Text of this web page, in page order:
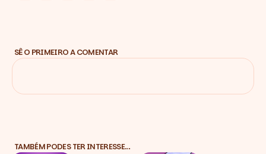
SÊ O PRIMEIRO A COMENTAR
TAMBÉM PODES TER INTERESSE…